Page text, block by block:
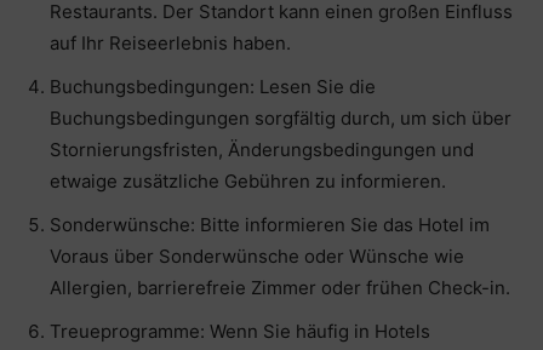
Restaurants. Der Standort kann einen großen Einfluss
auf Ihr Reiseerlebnis haben.
Buchungsbedingungen: Lesen Sie die
Buchungsbedingungen sorgfältig durch, um sich über
Stornierungsfristen, Änderungsbedingungen und
etwaige zusätzliche Gebühren zu informieren.
Sonderwünsche: Bitte informieren Sie das Hotel im
Voraus über Sonderwünsche oder Wünsche wie
Allergien, barrierefreie Zimmer oder frühen Check-in.
Treueprogramme: Wenn Sie häufig in Hotels